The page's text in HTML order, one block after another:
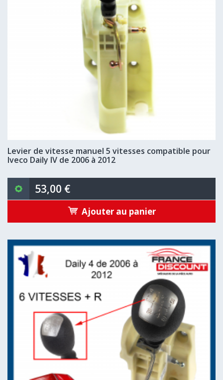
Levier de vitesse manuel 5 vitesses compatible pour
Iveco Daily IV de 2006 à 2012
53,00 €
Ajouter au panier